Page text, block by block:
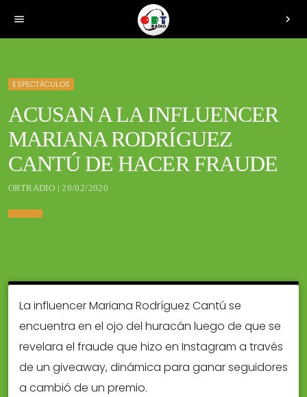
menu chevron_right
ESPECTÁCULOS
ACUSAN A LA INFLUENCER
MARIANA RODRÍGUEZ
CANTÚ DE HACER FRAUDE
ORTRADIO | 20/02/2020
La influencer Mariana Rodríguez Cantú se
encuentra en el ojo del huracán luego de que se
revelara el fraude que hizo en Instagram a través
de un giveaway, dinámica para ganar seguidores
a cambió de un premio.